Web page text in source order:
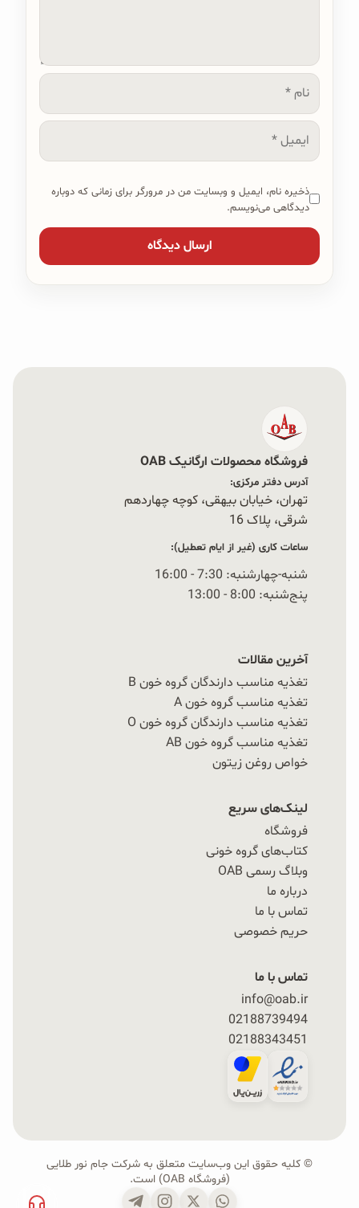
نام
ایمیل
ذخیره نام، ایمیل و وبسایت من در مرورگر برای زمانی که دوباره
دیدگاهی می‌نویسم.
فروشگاه محصولات ارگانیک OAB
آدرس دفتر مرکزی:
تهران، خیابان بیهقی، کوچه چهاردهم
شرقی، پلاک 16‭
ساعات کاری (غیر از ایام تعطیل):
شنبه-چهارشنبه: 7:30 - 16:00
پنج‌شنبه: 8:00 - 13:00
آخرین مقالات
تغذیه مناسب دارندگان گروه خون B
تغذیه مناسب گروه خون A
تغذیه مناسب دارندگان گروه خون O
تغذیه مناسب گروه خون AB
خواص روغن زیتون
لینک‌های سریع
فروشگاه
کتاب‌های گروه خونی
وبلاگ رسمی OAB
درباره ما
تماس با ما
حریم خصوصی
تماس با ما
info@oab.ir
02188739494
02188343451
© کلیه حقوق این وب‌سایت متعلق به شرکت جام نور طلایی
(فروشگاه OAB) است.